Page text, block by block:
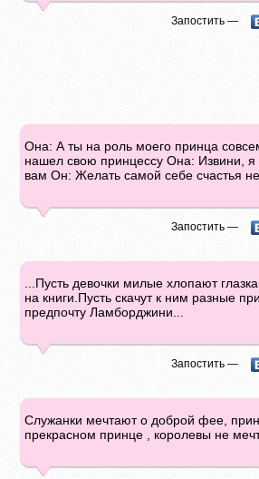
Запостить —
Она: А ты на роль моего принца
нашел свою принцессу Она: Извини, я
вам Он: Желать самой себе счастья
Запостить —
...Пусть девочки милые хлопают
на книги.Пусть скачут к ним разные
предпочту Ламборджини...
Запостить —
Служанки мечтают о доброй фее,
прекрасном принце , королевы не